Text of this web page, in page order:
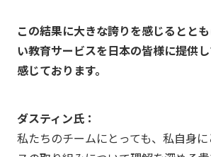
この結果に大きな誇りを感じるとと
い教育サービスを日本の皆様に提供
感じております。
ダスティン氏：
私たちのチームにとっても、私自身